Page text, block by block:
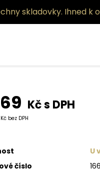
skladovky. Ihned k
Kč s DPH
Kč bez DPH
U
číslo